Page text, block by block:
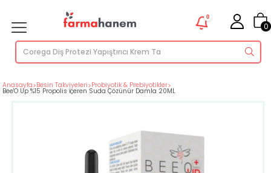
0
0
Anasayfa>Besin Takviyeleri>Probiyotik & Prebiyotikler>
Bee'O Up %15 Propolis İçeren Suda Çözünür Damla 20ML